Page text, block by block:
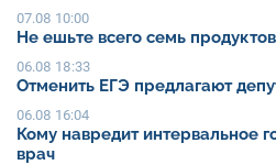
07.08 10:00
Не ешьте всего семь
06.08 18:33
Отменить ЕГЭ предлагают
06.08 16:04
Кому навредит интервальное
врач